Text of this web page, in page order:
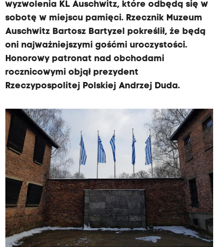
wyzwolenia KL Auschwitz, które odbędą się w
sobotę w miejscu pamięci. Rzecznik Muzeum
Auschwitz Bartosz Bartyzel pokreślił, że będą
oni najważniejszymi gośćmi uroczystości.
Honorowy patronat nad obchodami
rocznicowymi objął prezydent
Rzeczypospolitej Polskiej Andrzej Duda.
e
u
m
A
u
s